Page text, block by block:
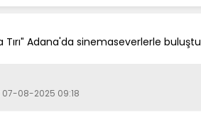
Tırı″ Adana'da sinemaseverlerle buluştu
08-2025 09:18